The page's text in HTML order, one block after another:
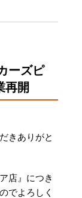
ーズピ
再開
きありがと
店』につき
でよろしく